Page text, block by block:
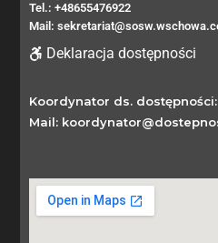
Tel.: +48655476922
Mail:
Deklaracja dostępności
Koordynator ds. dostępności:
Mail: